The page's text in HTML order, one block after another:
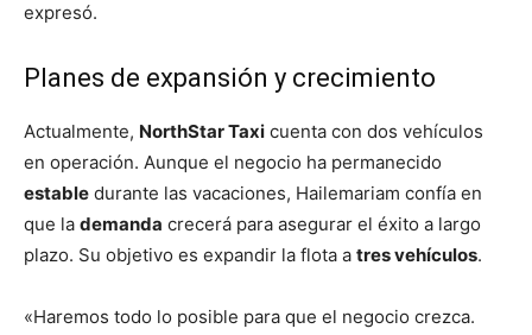
expresó.
Planes de expansión y crecimiento
Actualmente, NorthStar Taxi cuenta con dos vehículos
en operación. Aunque el negocio ha permanecido
estable durante las vacaciones, Hailemariam confía en
que la demanda crecerá para asegurar el éxito a largo
plazo. Su objetivo es expandir la flota a tres vehículos.
«Haremos todo lo posible para que el negocio crezca.